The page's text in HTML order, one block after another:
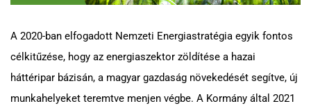
A 2020-ban elfogadott Nemzeti Energiastratégia egyik fontos
célkitűzése, hogy az energiaszektor zöldítése a hazai
háttéripar bázisán, a magyar gazdaság növekedését segítve, új
munkahelyeket teremtve menjen végbe. A Kormány által 2021